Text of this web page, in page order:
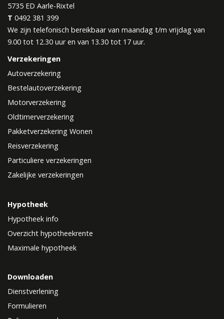
5735 ED Aarle-Rixtel
T 0492 381 399
We zijn telefonisch bereikbaar van maandag t/m vrijdag van
9.00 tot 12.30 uur en van 13.30 tot 17 uur.
Verzekeringen
Autoverzekering
Bestelautoverzekering
Motorverzekering
Oldtimerverzekering
Pakketverzekering Wonen
Reisverzekering
Particuliere verzekeringen
Zakelijke verzekeringen
Hypotheek
Hypotheek info
Overzicht hypotheekrente
Maximale hypotheek
Downloaden
Dienstverlening
Formulieren